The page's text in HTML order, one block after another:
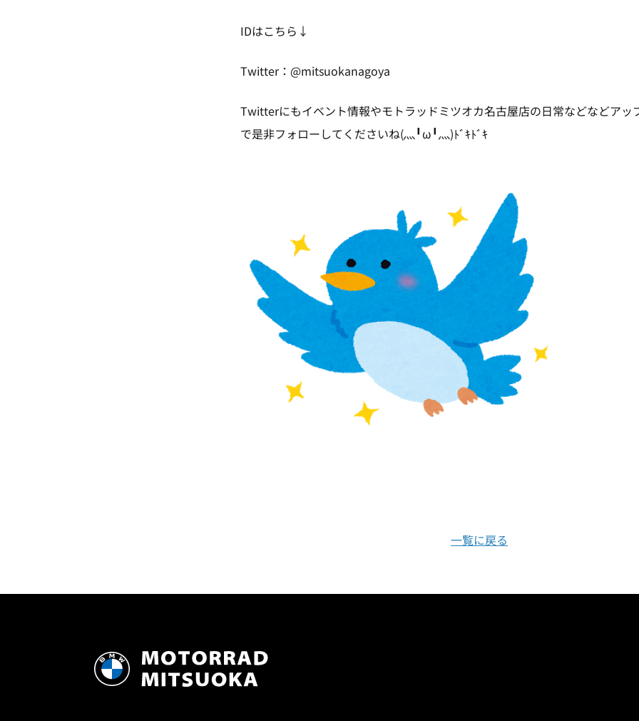
IDはこちら↓
Twitter：@mitsuokanagoya
Twitterにもイベント情報やモトラッドミツオカ名古屋店の日常などなどアッ
で是非フォローしてくださいね(灬╹ω╹灬)ﾄﾞｷﾄﾞｷ
一覧に戻る